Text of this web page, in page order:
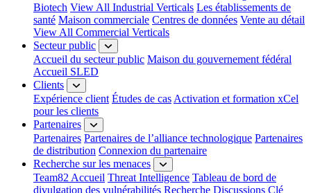
Biotech View All Industrial Verticals Les établissements de
santé Maison commerciale Centres de données Vente au détail
View All Commercial Verticals
Secteur public
Accueil du secteur public Maison du gouvernement fédéral
Accueil SLED
Clients
Expérience client Études de cas Activation et formation xCel
pour les clients
Partenaires
Partenaires Partenaires de l’alliance technologique Partenaires
de distribution Connexion du partenaire
Recherche sur les menaces
Team82 Accueil Threat Intelligence Tableau de bord de
divulgation des vulnérabilités Recherche Discussions Clé